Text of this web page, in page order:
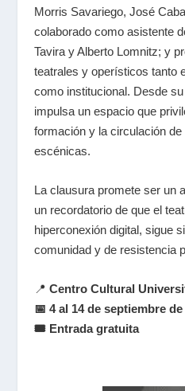
Morris Savariego, José
colaborado como asistente
Tavira y Alberto Lomnitz; y
teatrales y operísticos tanto
como institucional. Desde
impulsa un espacio que
formación y la circulación
escénicas.
La clausura promete ser un
un recordatorio de que el
hiperconexión digital, sigue
comunidad y de resistencia
📍 Centro Cultural
📅 4 al 14 de septiembre de
🎟️ Entrada gratuita